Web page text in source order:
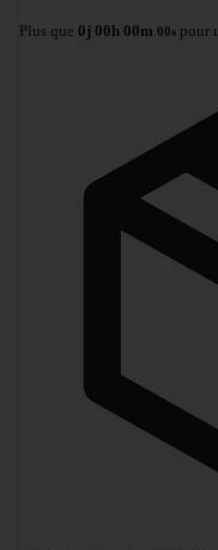
Plus que 0j 00h 00m 00s pour